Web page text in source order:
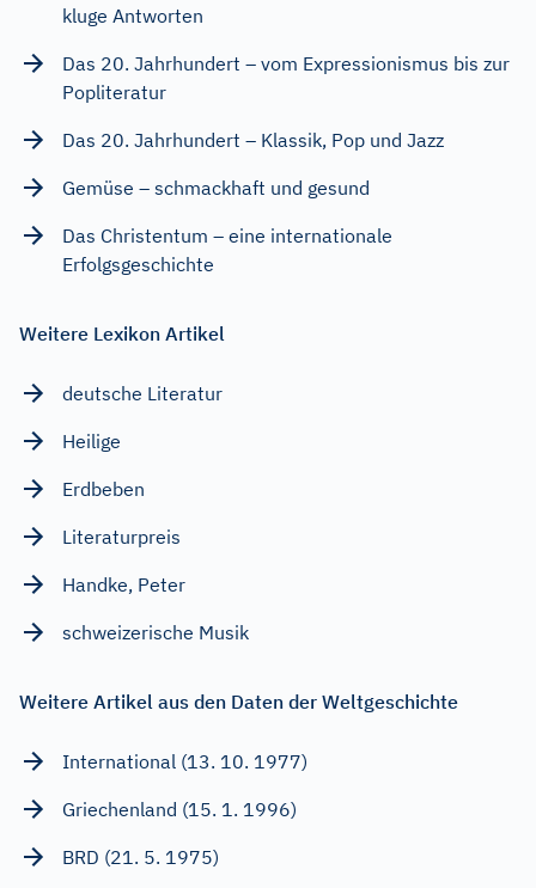
kluge Antworten
Das 20. Jahrhundert – vom Expressionismus bis zur
Popliteratur
Das 20. Jahrhundert – Klassik, Pop und Jazz
Gemüse – schmackhaft und gesund
Das Christentum – eine internationale
Erfolgsgeschichte
Weitere Lexikon Artikel
deutsche Literatur
Heilige
Erdbeben
Literaturpreis
Handke, Peter
schweizerische Musik
Weitere Artikel aus den Daten der Weltgeschichte
International (13. 10. 1977)
Griechenland (15. 1. 1996)
BRD (21. 5. 1975)